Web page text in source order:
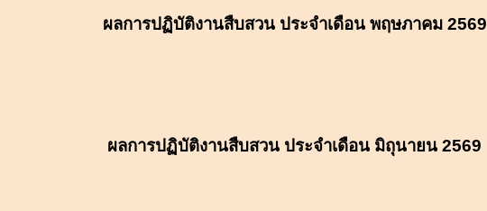
ผลการปฏิบัติงานสืบสวน ประจำเดือน พฤษภาคม2569
ผลการปฏิบัติงานสืบสวน ประจำเดือน มิถุนายน 2569